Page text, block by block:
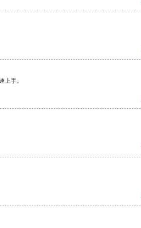
上手。